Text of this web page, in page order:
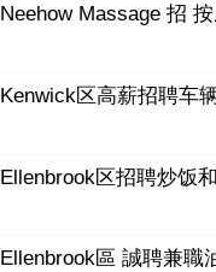
Neehow Massage 招
Kenwick区高薪招聘车
Ellenbrook区招聘炒饭
Ellenbrook區 誠聘兼職